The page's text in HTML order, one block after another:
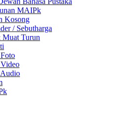
MAIPk
Kosong
/ Sebutharga
Muat Turun